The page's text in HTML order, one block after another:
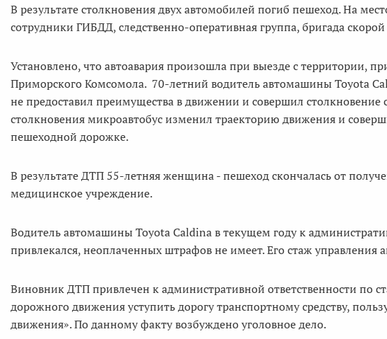
В результате столкновения двух автомобилей погиб пешеход. На
сотрудники ГИБДД, следственно-оперативная группа, бригада
Установлено, что автоавария произошла при выезде с территории,
Приморского Комсомола. 70-летний водитель автомашины Toyota
не предоставил преимущества в движении и совершил столкновение
столкновения микроавтобус изменил траекторию движения и
пешеходной дорожке.
В результате ДТП 55-летняя женщина - пешеход скончалась от
медицинское учреждение.
Водитель автомашины Toyota Caldina в текущем году к
привлекался, неоплаченных штрафов не имеет. Его стаж управления
Виновник ДТП привлечен к административной ответственности по
дорожного движения уступить дорогу транспортному средству,
движения». По данному факту возбуждено уголовное дело.